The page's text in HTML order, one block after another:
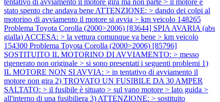
stato spento che andava bene ATTENZIONE: > dando dei colpi al
motorino di avviamento il motore si avvia > km veicolo 148265
Problema Toyota Corolla (2000>2006) [83644] SPIA AVARIA (abs
gialla) ACCESA: > la vettura comunque va bene > km veicolo
154300 Problema Toyota Corolla (2000>2006) [85796]
SOSTITUITO IL MOTORINO DI AVVIAMENTO: > messo
rigenerato non originale > si sono presentati i seguenti problemi 1)
IL MOTORE NON SI AVVIA: > in tentativo di avviamento il
motore non gira 2) TROVATO UN FUSIBILE DA 30 AMPER
SALTATO: > il fusibile è situato > sul vano motore > lato guida >
all'interno di una fusibiliera 3) ATTENZIONE: > sostituito